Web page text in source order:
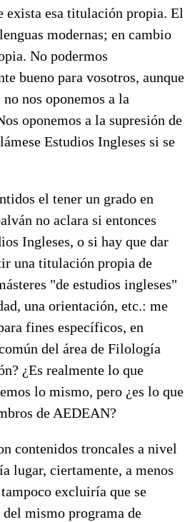
exista esa titulación propia. El
modernas; en cambio
No podermos
bueno para vosotros, aunque
nos oponemos a la
oponemos a la supresión de
Estudios Ingleses si se
el tener un grado en
no aclara si entonces
Ingleses, o si hay que dar
una titulación propia de
"de estudios ingleses"
una orientación, etc.: me
fines específicos, en
del área de Filología
¿Es realmente lo que
lo mismo, pero ¿es lo que
de AEDEAN?
contenidos troncales a nivel
lugar, ciertamente, a menos
excluiría que se
mismo programa de